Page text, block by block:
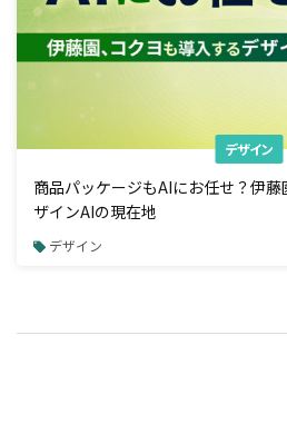
デザイン
商品パッケージもAIにお任せ？伊
ザインAIの現在地
デザイン